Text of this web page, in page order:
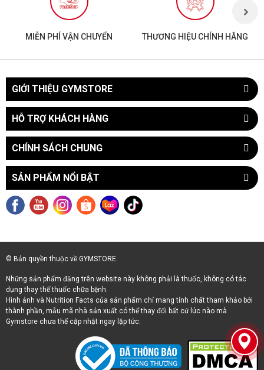
MIỄN PHÍ VẬN CHUYỂN THƯƠNG HIỆU CHÍNH HÃNG
GIỚI THIỆU GYMSTORE
HỖ TRỢ KHÁCH HÀNG
CHÍNH SÁCH CHUNG
SẢN PHẨM NỔI BẬT
© Bản quyền thuộc về GYMSTORE.
Những sản phẩm đăng trên website này không phải là thuốc, không có tác
dụng thay thế thuốc chữa bệnh.
Hình ảnh và Nutrition Facts của sản phẩm chỉ mang tính chất tham khảo bởi
thành phần, mẫu mã nhà sản xuất có thể thay đổi bất cứ lúc nào mà
Gymstore chưa thể cập nhật ngay lập tức.